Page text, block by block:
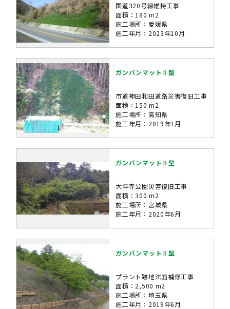
国道320号線維持工事
面積：180 m2
施工場所：愛媛県
施工年月：2023年10月
ガンバンマットⅡ型
市道神田和田道路災害復旧工事
面積：150 m2
施工場所：高知県
施工年月：2019年1月
ガンバンマットⅡ型
大年寺公園災害復旧工事
面積：300 m2
施工場所：宮城県
施工年月：2020年6月
ガンバンマットⅡ型
プラント跡地法面補修工事
面積：2,500 m2
施工場所：埼玉県
施工年月：2019年6月